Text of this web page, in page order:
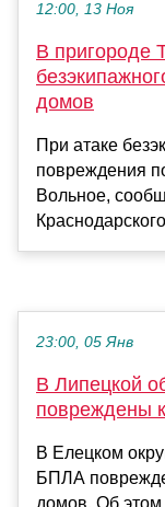
12:00, 13 Ноя
В пригороде
домов
При атаке
повреждения
Вольное,
23:00, 05 Янв
В Липецкой
повреждены
В Елецком
БПЛА
домов. Об этом